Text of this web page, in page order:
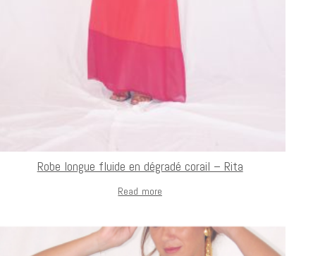
Robe longue fluide en dégradé corail – Rita
Read more